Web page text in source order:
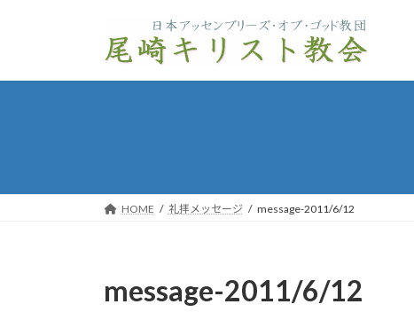
HOME 礼拝メッセージ message-2011/6/12
message-2011/6/12